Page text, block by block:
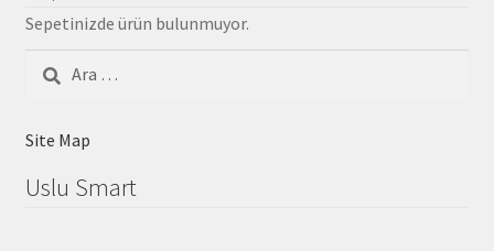
Sepetinizde ürün bulunmuyor.
Site Map
Uslu Smart